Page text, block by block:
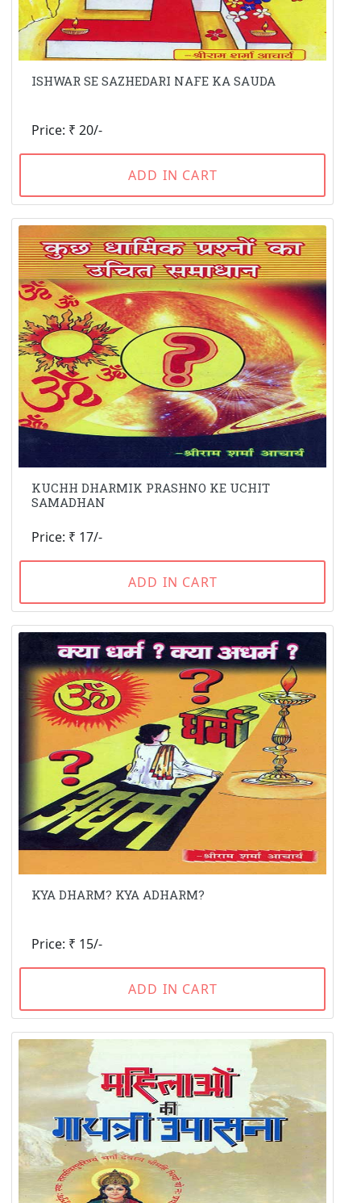
ISHWAR SE SAZHEDARI NAFE KA SAUDA
Price: ₹ 20/-
ADD IN CART
KUCHH DHARMIK PRASHNO KE UCHIT
SAMADHAN
Price: ₹ 17/-
ADD IN CART
KYA DHARM? KYA ADHARM?
Price: ₹ 15/-
ADD IN CART